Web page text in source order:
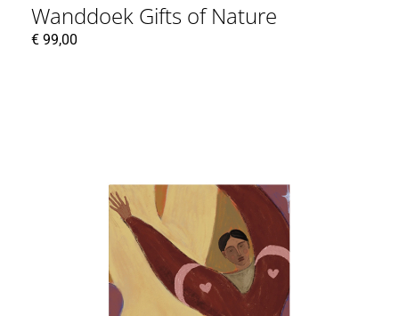
Wanddoek Gifts of Nature
€ 99,00